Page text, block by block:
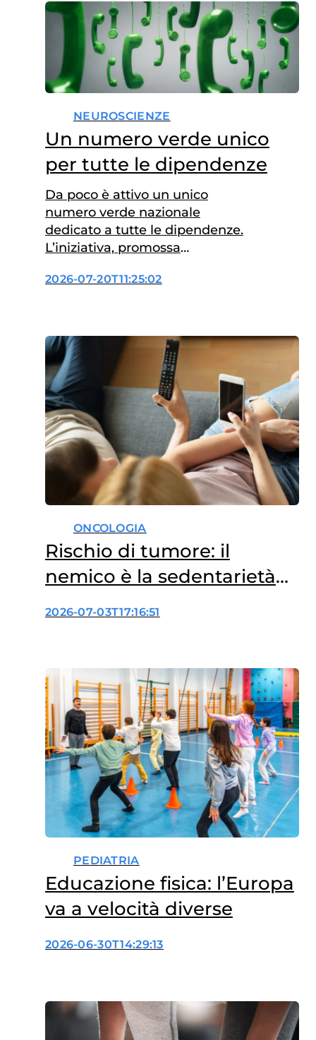
NEUROSCIENZE
Un numero verde unico
per tutte le dipendenze
Da poco è attivo un unico
numero verde nazionale
dedicato a tutte le dipendenze.
L’iniziativa, promossa
(ISS) e realizzata con il
contro la droga e le altre
dipendenze della Presidenza
del Consiglio dei Ministri, punta
a semplificare l’accesso ai
servizi di informazione,
supporto e orientamento…
2026-07-20T11:25:02
ONCOLOGIA
Rischio di tumore: il
nemico è la sedentarietà
prolungata
2026-07-03T17:16:51
PEDIATRIA
Educazione fisica: l’Europa
va a velocità diverse
2026-06-30T14:29:13